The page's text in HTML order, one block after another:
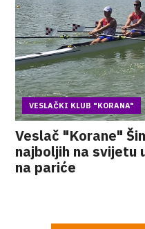
VESLAČKI KLUB "KORANA"
Veslač "Korane"
najboljih na svijetu
na pariće